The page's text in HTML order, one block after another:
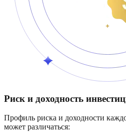
Риск и доходность
Профиль риска и доходности
может различаться: